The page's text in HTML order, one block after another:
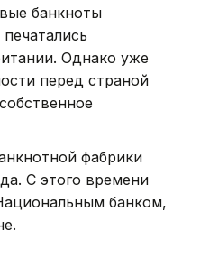
банкноты
Однако уже
перед страной
фабрики
С этого времени
банком,